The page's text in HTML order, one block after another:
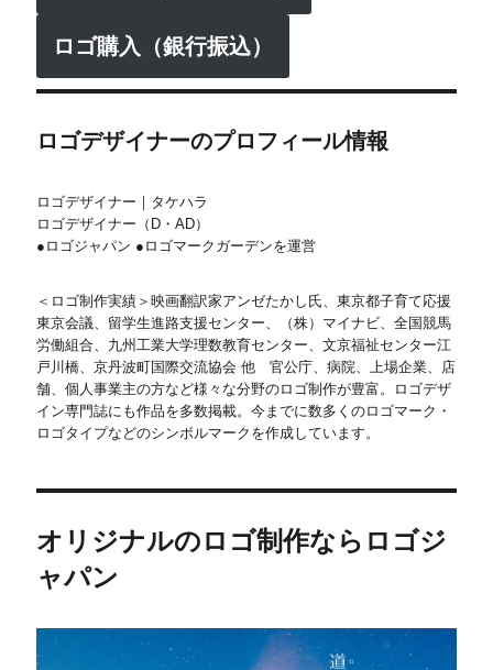
ロゴ購入（銀行振込）
ロゴデザイナーのプロフィール情報
ロゴデザイナー｜タケハラ
ロゴデザイナー（D・AD）
●ロゴジャパン ●ロゴマークガーデンを運営
＜ロゴ制作実績＞映画翻訳家アンゼたかし氏、東京都子育て応援
東京会議、留学生進路支援センター、（株）マイナビ、全国競馬
労働組合、九州工業大学理数教育センター、文京福祉センター江
戸川橋、京丹波町国際交流協会 他 官公庁、病院、上場企業、店
舗、個人事業主の方など様々な分野のロゴ制作が豊富。ロゴデザ
イン専門誌にも作品を多数掲載。今までに数多くのロゴマーク・
ロゴタイプなどのシンボルマークを作成しています。
オリジナルのロゴ制作ならロゴジ
ャパン